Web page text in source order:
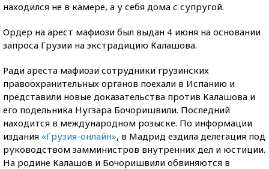
находился не в камере, а у себя дома с супругой.
Ордер на арест мафиози был выдан 4 июня на основании
запроса Грузии на экстрадицию Калашова.
Ради ареста мафиози сотрудники грузинских
правоохранительных органов поехали в Испанию и
представили новые доказательства против Калашова и
его подельника Нугзара Бочоришвили. Последний
находится в международном розыске. По информации
издания «Грузия-онлайн», в Мадрид ездила делегация под
руководством замминистров внутренних дел и юстиции.
На родине Калашов и Бочоришвили обвиняются в